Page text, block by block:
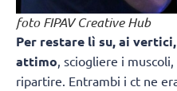
foto FIPAV Creative Hub
Per restare lì su, ai
attimo, sciogliere i
ripartire. Entrambi i ct ne